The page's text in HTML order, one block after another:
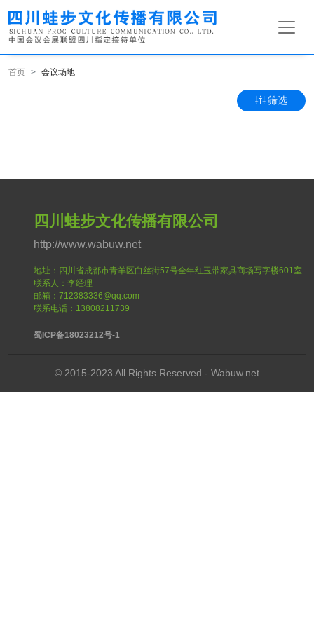
首页 会议场地
筛选
四川蛙步文化传播有限公司
http://www.wabuw.net
地址：四川省成都市青羊区白丝街57号全年红玉带家具商场写字楼601室
联系人：李经理
邮箱：712383336@qq.com
联系电话：13808211739
蜀ICP备18023212号-1
© 2015-2023 All Rights Reserved - Wabuw.net